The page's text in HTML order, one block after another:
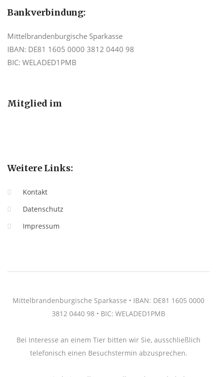
Bankverbindung:
Mittelbrandenburgische Sparkasse
IBAN: DE81 1605 0000 3812 0440 98
BIC: WELADED1PMB
Mitglied im
Weitere Links:
Kontakt
Datenschutz
Impressum
Mittelbrandenburgische Sparkasse • IBAN: DE81 1605 0000
3812 0440 98 • BIC: WELADED1PMB
Bei Interesse an einem Tier bitten wir Sie, ausschließlich
telefonisch einen Besuchstermin abzusprechen.